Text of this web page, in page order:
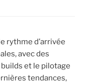
rythme d’arrivée
avec des
et le pilotage
tendances,